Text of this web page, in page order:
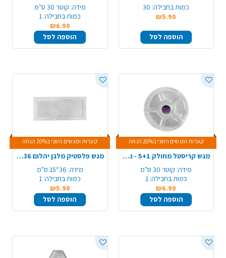
כמות בחבילה: 30
₪5.90
הוספה לסל
מידה: קוטר 30 ס"מ
כמות בחבילה: 1
₪6.90
הוספה לסל
קערות ומגשים השני ב20% הנחה
מגש קריסטל מחולק 5+1 - ניצוצות כסף
מידה: קוטר 30 ס"מ
כמות בחבילה: 1
₪6.90
הוספה לסל
קערות ומגשים השני ב20% הנחה
מגש פלסטיק מלבן יהלום 36*15 ס"מ - שקוף
מידה: 36*15 ס"מ
כמות בחבילה: 1
₪5.90
הוספה לסל